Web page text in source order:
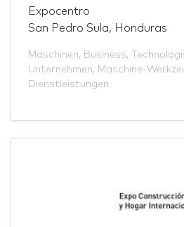
Expocentro
San Pedro Sula, Honduras
Maschinen, Business,
Unternehmen, Maschine-
Dienstleistungen